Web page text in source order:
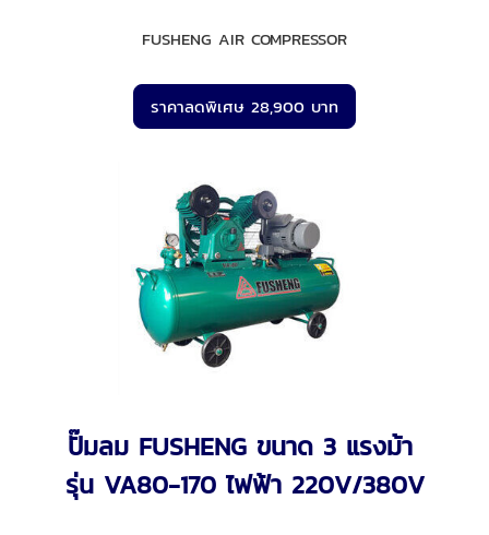
FUSHENG AIR COMPRESSOR
ราคาลดพิเศษ 28,900 บาท
ปั๊มลม FUSHENG ขนาด 3 แรงม้า
รุ่น VA80-170 ไฟฟ้า 220V/380V